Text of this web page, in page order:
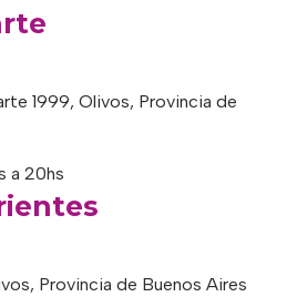
1999, Olivos, Provincia de
a 20hs
Provincia de Buenos Aires